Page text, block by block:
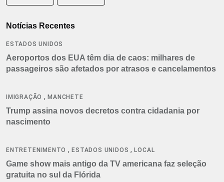
Notícias Recentes
ESTADOS UNIDOS
Aeroportos dos EUA têm dia de caos: milhares de
passageiros são afetados por atrasos e cancelamentos
IMIGRAÇÃO ,MANCHETE
Trump assina novos decretos contra cidadania por
nascimento
ENTRETENIMENTO ,ESTADOS UNIDOS ,LOCAL
Game show mais antigo da TV americana faz seleção
gratuita no sul da Flórida